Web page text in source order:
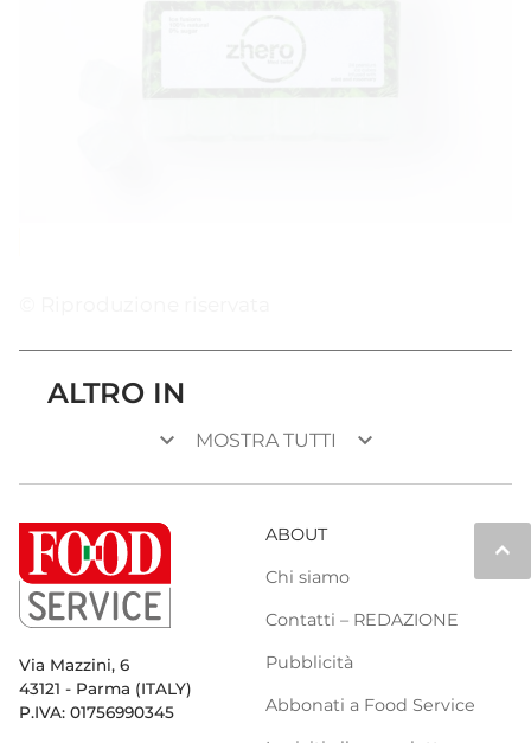
ALTRO IN
keyboard_arrow_down MOSTRA TUTTI keyboard_arrow_down
keyboard_arrow_up
Via Mazzini, 6
43121 - Parma (ITALY)
P.IVA: 01756990345
ABOUT
Chi siamo
Contatti – REDAZIONE
Pubblicità
Abbonati a Food Service